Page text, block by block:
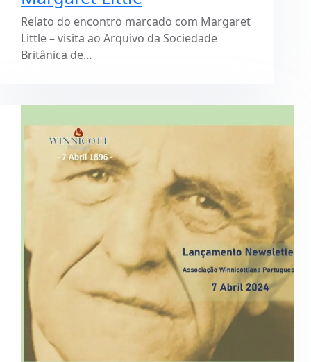
Relato do encontro marcado com Margaret
Little – visita ao Arquivo da Sociedade
Britânica de…